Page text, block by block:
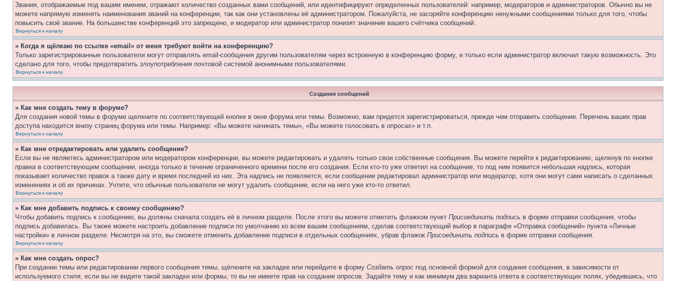
Звания, отображаемые под вашим именем, отражают количество созданных вами сообщений, или идентифицируют определенных пользователей: например, модераторов и администраторов. Обычно вы не
можете напрямую изменять наименования званий на конференции, так как они установлены её администратором. Пожалуйста, не засоряйте конференцию ненужными сообщениями только для того, чтобы
повысить своё звание. На большинстве конференций это запрещено, и модератор или администратор понизят значение вашего счётчика сообщений.
Вернуться к началу
» Когда я щёлкаю по ссылке «email» от меня требуют войти на конференцию?
Только зарегистрированные пользователи могут отправлять email-сообщения другим пользователям через встроенную в конференцию форму, и только если администратор включил такую возможность. Это
сделано для того, чтобы предотвратить злоупотребления почтовой системой анонимными пользователями.
Вернуться к началу
Создание сообщений
» Как мне создать тему в форуме?
Для создания новой темы в форуме щелкните по соответствующей кнопке в окне форума или темы. Возможно, вам придется зарегистрироваться, прежде чем отправить сообщение. Перечень ваших прав
доступа находится внизу страниц форума или темы. Например: «Вы можете начинать темы», «Вы можете голосовать в опросах» и т.п.
Вернуться к началу
» Как мне отредактировать или удалить сообщение?
Если вы не являетесь администратором или модератором конференции, вы можете редактировать и удалять только свои собственные сообщения. Вы можете перейти к редактированию, щелкнув по кнопке
правка в соответствующем сообщении, иногда только в течение ограниченного времени после его создания. Если кто-то уже ответил на сообщение, то под ним появится небольшая надпись, которая
показывает количество правок а также дату и время последней из них. Эта надпись не появляется, если сообщение редактировал администратор или модератор, хотя они могут сами написать о сделанных
изменениях и об их причинах. Учтите, что обычные пользователи не могут удалить сообщение, если на него уже кто-то ответил.
Вернуться к началу
» Как мне добавить подпись к своему сообщению?
Чтобы добавить подпись к сообщению, вы должны сначала создать её в личном разделе. После этого вы можете отметить флажком пункт Присоединить подпись в форме отправки сообщения, чтобы
подпись добавилась. Вы также можете настроить добавление подписи по умолчанию ко всем вашим сообщениям, сделав соответствующий выбор в параграфе «Отправка сообщений» пункта «Личные
настройки» в личном разделе. Несмотря на это, вы сможете отменить добавление подписи в отдельных сообщениях, убрав флажок Присоединить подпись в форме отправки сообщения.
Вернуться к началу
» Как мне создать опрос?
При создании темы или редактировании первого сообщения темы, щёлкните на закладке или перейдите в форму Создать опрос под основной формой для создания сообщения, в зависимости от
используемого стиля; если вы не видите такой закладки или формы, то вы не имеете прав на создание опросов. Задайте тему и как минимум два варианта ответа в соответствующих полях, убедившись, что